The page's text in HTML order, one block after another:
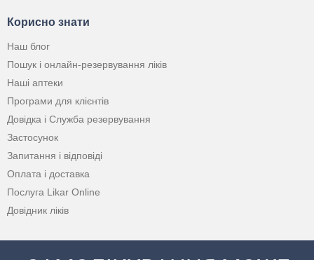
Корисно знати
Наш блог
Пошук і онлайн-резервування ліків
Наші аптеки
Програми для клієнтів
Довідка і Служба резервування
Застосунок
Запитання і відповіді
Оплата і доставка
Послуга Likar Online
Довідник ліків